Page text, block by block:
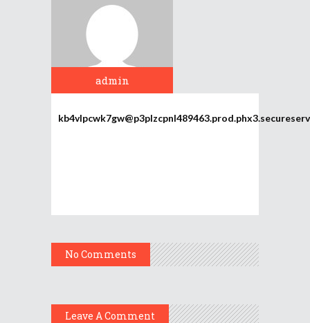
admin
No Comments
Leave A Comment